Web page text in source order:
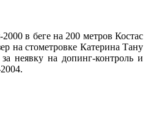
в беге на 200 метров Костас
на стометровке Катерина Тану
неявку на допинг-контроль и